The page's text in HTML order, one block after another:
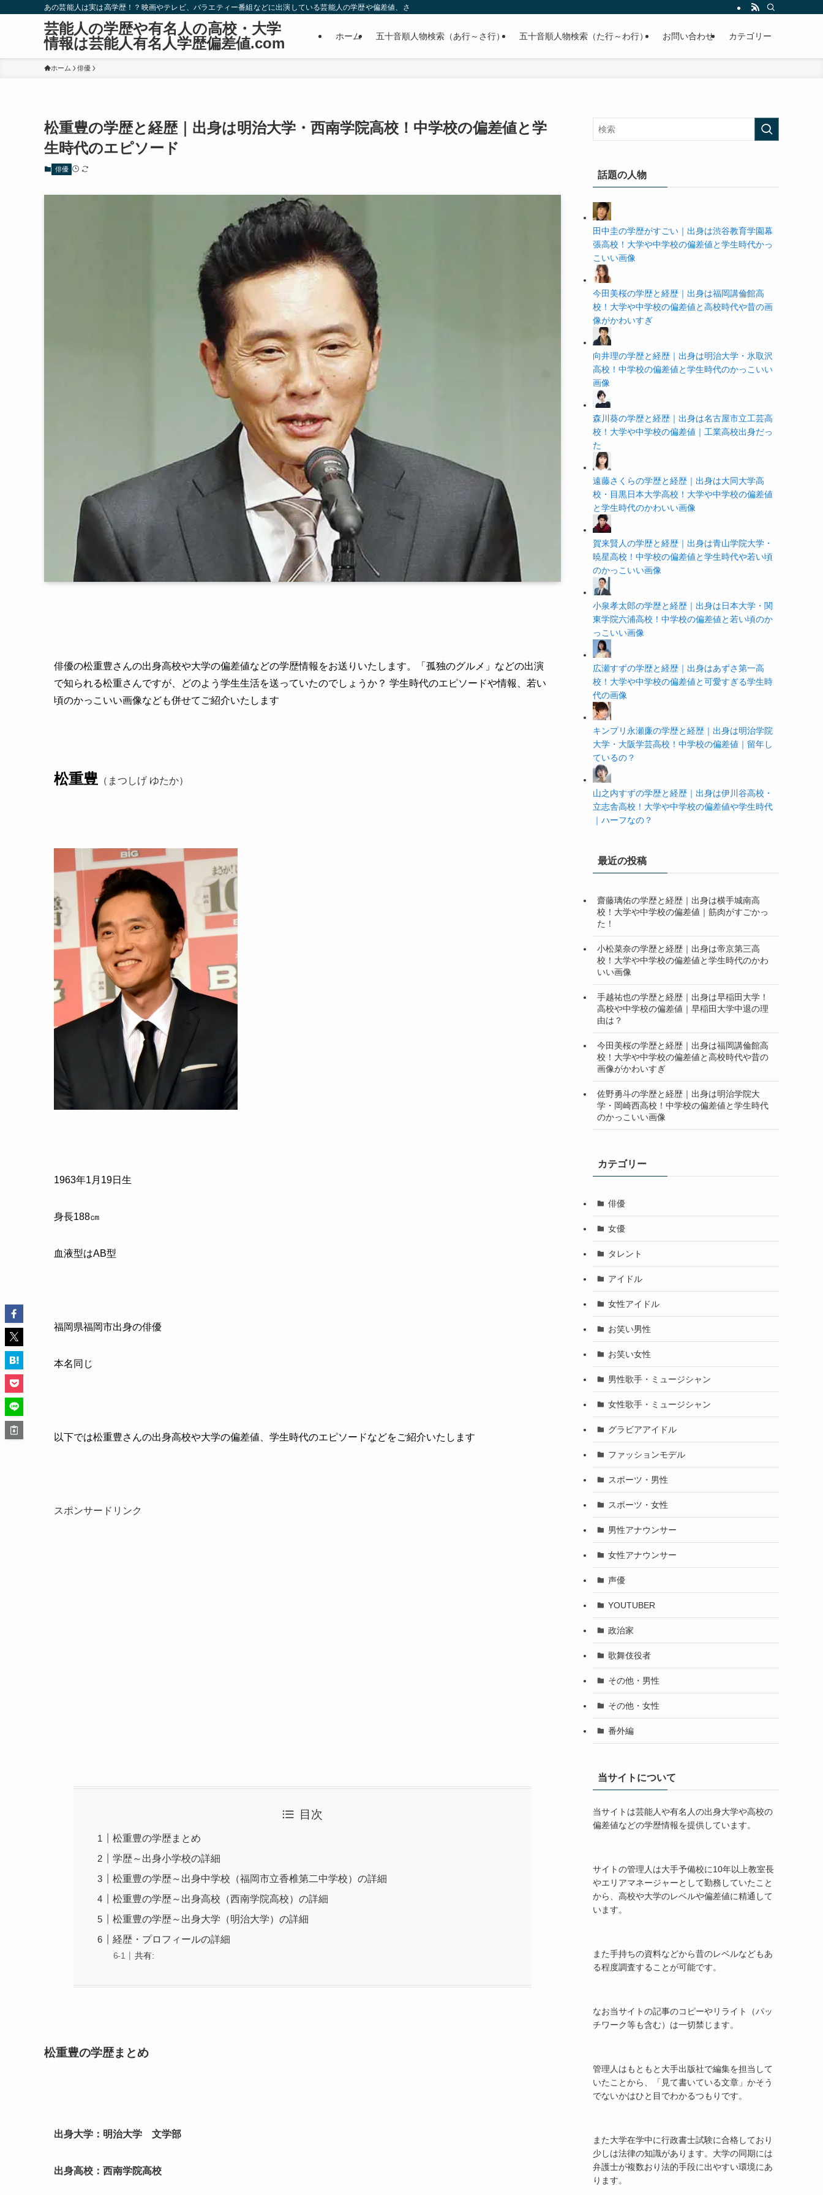
あの芸能人は実は高学歴！？映画やテレビ、バラエティー番組などに出演している芸能人の学歴や偏差値、さらに政治家やスポーツ選手などの有名人の学歴や高校・大学の偏差値まで紹介していきます。
芸能人の学歴や有名人の高校・大学
情報は芸能人有名人学歴偏差値.com
ホーム 五十音順人物検索（あ行～さ行） 五十音順人物検索（た行～わ行） お問い合わせ カテゴリー
ホーム 俳優
松重豊の学歴と経歴｜出身は明治大学・西南学院高校！中学校の偏差値と学
生時代のエピソード
俳優
俳優の松重豊さんの出身高校や大学の偏差値などの学歴情報をお送りいたします。「孤独のグルメ」などの出演
で知られる松重さんですが、どのよう学生生活を送っていたのでしょうか？ 学生時代のエピソードや情報、若い
頃のかっこいい画像なども併せてご紹介いたします
松重豊 （まつしげ ゆたか）
1963年1 月 19日生
身長188㎝
血液型はAB型
福岡県福岡市出身の俳優
本名同じ
以下では松重豊さんの出身高校や大学の偏差値、学生時代のエピソードなどをご紹介いたします
スポンサードリンク
目次
松重豊の学歴まとめ
学歴～出身小学校の詳細
松重豊の学歴～出身中学校（福岡市立香椎第二中学校）の詳細
松重豊の学歴～出身高校（西南学院高校）の詳細
松重豊の学歴～出身大学（明治大学）の詳細
経歴・プロフィールの詳細
共有:
松重豊の学歴まとめ
出身大学：明治大学 文学部
出身高校：西南学院高校
話題の人物
田中圭の学歴がすごい｜出身は渋谷教育学園幕
張高校！大学や中学校の偏差値と学生時代かっ
こいい画像
今田美桜の学歴と経歴｜出身は福岡講倫館高
校！大学や中学校の偏差値と高校時代や昔の画
像がかわいすぎ
向井理の学歴と経歴｜出身は明治大学・氷取沢
高校！中学校の偏差値と学生時代のかっこいい
画像
森川葵の学歴と経歴｜出身は名古屋市立工芸高
校！大学や中学校の偏差値｜工業高校出身だっ
た
遠藤さくらの学歴と経歴｜出身は大同大学高
校・目黒日本大学高校！大学や中学校の偏差値
と学生時代のかわいい画像
賀来賢人の学歴と経歴｜出身は青山学院大学・
暁星高校！中学校の偏差値と学生時代や若い頃
のかっこいい画像
小泉孝太郎の学歴と経歴｜出身は日本大学・関
東学院六浦高校！中学校の偏差値と若い頃のか
っこいい画像
広瀬すずの学歴と経歴｜出身はあずさ第一高
校！大学や中学校の偏差値と可愛すぎる学生時
代の画像
キンプリ永瀬廉の学歴と経歴｜出身は明治学院
大学・大阪学芸高校！中学校の偏差値｜留年し
ているの？
山之内すずの学歴と経歴｜出身は伊川谷高校・
立志舎高校！大学や中学校の偏差値や学生時代
｜ハーフなの？
最近の投稿
齋藤璃佑の学歴と経歴｜出身は横手城南高
校！大学や中学校の偏差値｜筋肉がすごかっ
た！
小松菜奈の学歴と経歴｜出身は帝京第三高
校！大学や中学校の偏差値と学生時代のかわ
いい画像
手越祐也の学歴と経歴｜出身は早稲田大学！
高校や中学校の偏差値｜早稲田大学中退の理
由は？
今田美桜の学歴と経歴｜出身は福岡講倫館高
校！大学や中学校の偏差値と高校時代や昔の
画像がかわいすぎ
佐野勇斗の学歴と経歴｜出身は明治学院大
学・岡崎西高校！中学校の偏差値と学生時代
のかっこいい画像
カテゴリー
俳優
女優
タレント
アイドル
女性アイドル
お笑い男性
お笑い女性
男性歌手・ミュージシャン
女性歌手・ミュージシャン
グラビアアイドル
ファッションモデル
スポーツ・男性
スポーツ・女性
男性アナウンサー
女性アナウンサー
声優
YOUTUBER
政治家
歌舞伎役者
その他・男性
その他・女性
番外編
当サイトについて
当サイトは芸能人や有名人の出身大学や高校の
偏差値などの学歴情報を提供しています。
サイトの管理人は大手予備校に10年以上教室長
やエリアマネージャーとして勤務していたこと
から、高校や大学のレベルや偏差値に精通して
います。
また手持ちの資料などから昔のレベルなどもあ
る程度調査することが可能です。
なお当サイトの記事のコピーやリライト（パッ
チワーク等も含む）は一切禁じます。
管理人はもともと大手出版社で編集を担当して
いたことから、「見て書いている文章」かそう
でないかはひと目でわかるつもりです。
また大学在学中に行政書士試験に合格しており
少しは法律の知識があります。大学の同期には
弁護士が複数おり法的手段に出やすい環境にあ
ります。